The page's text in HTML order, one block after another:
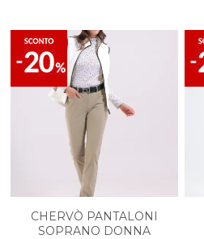
CHERVÒ PANTALONI
SOPRANO DONNA